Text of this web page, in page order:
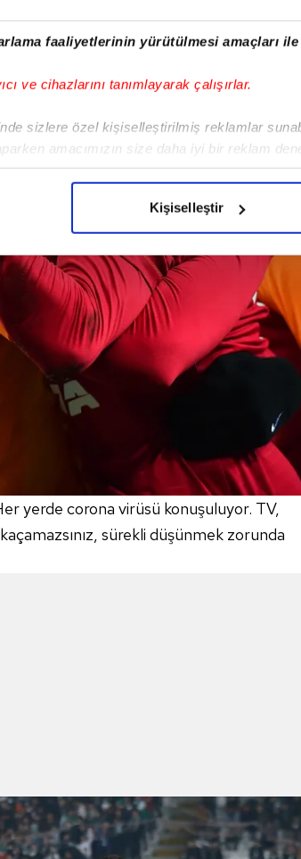
faaliyetlerinin yürütülmesi amaçları ile
ve cihazlarını tanımlayarak çalışırlar.
sizlere özel kişiselleştirilmiş reklamlar
amacımızın size daha iyi bir reklam
gelen çabayı gösterdiğimizi ve bu
izin vermedikleri takdirde,
için İnternet Sitemizde kendimize ve
verileriniz işlenmekte olup gerekli olan
çerezler, sitemizin daha işlevsel kılınması
amaçlarıyla sınırlı olarak açık
yer alan panel vasıtasıyla
Metnimizi
Kanunu uyarınca hazırlanmış
çerezlerle ilgili bilgi almak için lütfentıklayınız
Kişiselleştir
yerde corona virüsü konuşuluyor. TV,
sürekli düşünmek zorunda